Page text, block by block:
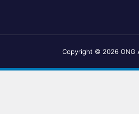
Copyright © 2026 ONG